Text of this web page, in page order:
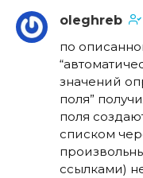
oleghreb
по
значений
поля”
поля
списком
ссылками)